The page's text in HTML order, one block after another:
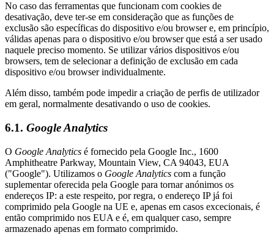
No caso das ferramentas que funcionam com cookies de
desativação, deve ter-se em consideração que as funções de
exclusão são específicas do dispositivo e/ou browser e, em princípio,
válidas apenas para o dispositivo e/ou browser que está a ser usado
naquele preciso momento. Se utilizar vários dispositivos e/ou
browsers, tem de selecionar a definição de exclusão em cada
dispositivo e/ou browser individualmente.
Além disso, também pode impedir a criação de perfis de utilizador
em geral, normalmente desativando o uso de cookies.
6.1. Google Analytics
O Google Analytics é fornecido pela Google Inc., 1600
Amphitheatre Parkway, Mountain View, CA 94043, EUA
("Google"). Utilizamos o Google Analytics com a função
suplementar oferecida pela Google para tornar anónimos os
endereços IP: a este respeito, por regra, o endereço IP já foi
comprimido pela Google na UE e, apenas em casos excecionais, é
então comprimido nos EUA e é, em qualquer caso, sempre
armazenado apenas em formato comprimido.